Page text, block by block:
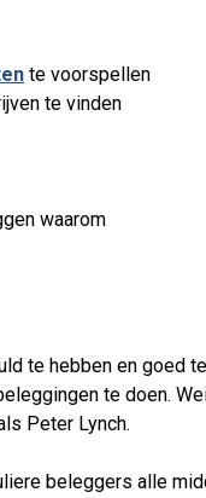
te voorspellen
te vinden
waarom
te hebben en goed
te doen.
Peter Lynch.
beleggers alle